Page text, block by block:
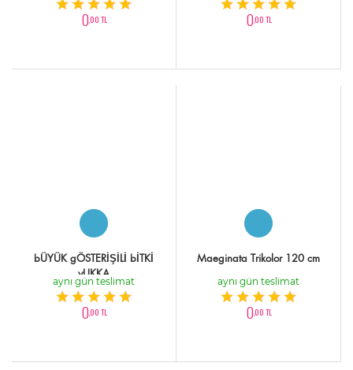
0,00 TL 0,00 TL
bÜYÜK gÖSTERİŞİLİ bİTKİ
yUKKA
aynı gün teslimat
0,00 TL
Maeginata Trikolor 120 cm
aynı gün teslimat
0,00 TL